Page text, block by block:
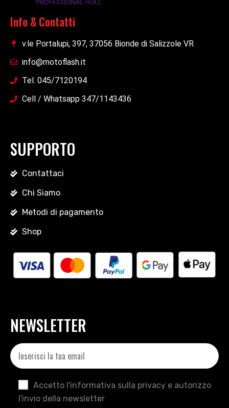
Info & Contatti
v.le Portalupi, 397, 37056 Bionde di Salizzole VR
info@motoflash.it
Tel. 045/7120194
Cell / Whatsapp 347/1143436
SUPPORTO
Contattaci
Chi Siamo
Metodi di pagamento
Shop
NEWSLETTER
Accetto l'informativa sulla privacy e autorizzo
l'invio della newsletter